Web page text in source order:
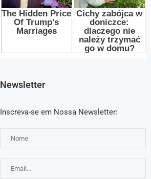
Newsletter
Inscreva-se em Nossa Newsletter: